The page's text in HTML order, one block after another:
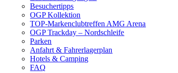
Besuchertipps
OGP Kollektion
TOP-Markenclubtreffen AMG Arena
OGP Trackday – Nordschleife
Parken
Anfahrt & Fahrerlagerplan
Hotels & Camping
FAQ